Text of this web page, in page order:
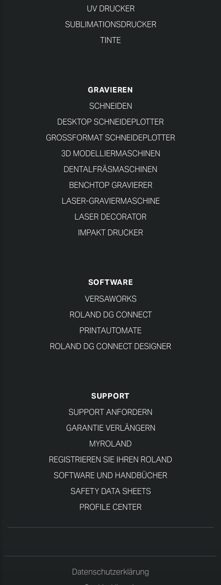
UV DRUCKER
SUBLIMATIONSDRUCKER
TINTE
GRAVIEREN
SCHNEIDEN
DESKTOP SCHNEIDEPLOTTER
GROSSFORMAT SCHNEIDEPLOTTER
3D MODELLIERMASCHINEN
DENTALFRÄSMASCHINEN
BENCHTOP GRAVIERER
LASER-GRAVIERMASCHINE
LASER DECORATOR
IMPAKT DRUCKER
SOFTWARE
VERSAWORKS
ROLAND DG CONNECT
PRINTAUTOMATE
ROLAND DG CONNECT DESIGNER
SUPPORT
SUPPORT ANFORDERN
GARANTIE VERLÄNGERN
MYROLAND
REGISTRIEREN SIE IHREN ROLAND
SOFTWARE UND HANDBÜCHER
SAFETY DATA SHEETS
PROFILE CENTER
Datenschutzerklärung